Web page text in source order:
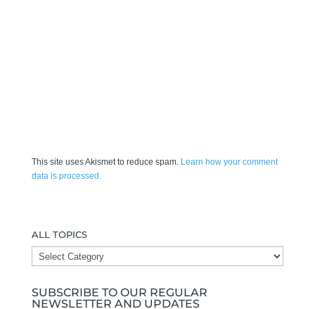
This site uses Akismet to reduce spam. Learn how your comment
data is processed.
ALL TOPICS
ALL
TOPICS
SUBSCRIBE TO OUR REGULAR
NEWSLETTER AND UPDATES